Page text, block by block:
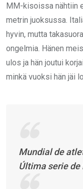
MM-kisoissa nähtiin
metrin juoksussa.
hyvin, mutta
ongelmia. Hänen
ulos ja hän joutui
minkä vuoksi hän jäi
Mundial de
Última serie